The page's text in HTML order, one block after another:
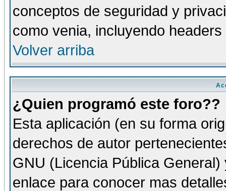
conceptos de seguridad y
como venia, incluyendo
Volver arriba
¿Quien programó este foro??
Esta aplicación (en su forma
derechos de autor
GNU (Licencia Pública
enlace para conocer mas